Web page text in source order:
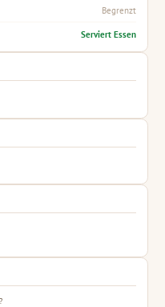
Begrenzt
Serviert Essen